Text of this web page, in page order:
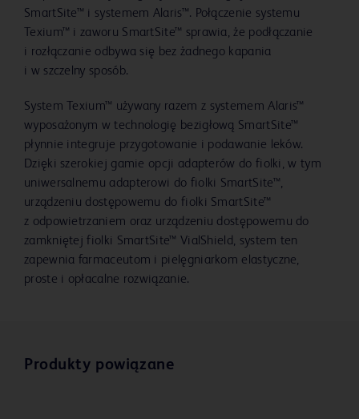
SmartSite™ i systemem Alaris™. Połączenie systemu
Texium™ i zaworu SmartSite™ sprawia, że podłączanie
i rozłączanie odbywa się bez żadnego kapania
i w szczelny sposób.
System Texium™ używany razem z systemem Alaris™
wyposażonym w technologię bezigłową SmartSite™
płynnie integruje przygotowanie i podawanie leków.
Dzięki szerokiej gamie opcji adapterów do fiolki, w tym
uniwersalnemu adapterowi do fiolki SmartSite™,
urządzeniu dostępowemu do fiolki SmartSite™
z odpowietrzaniem oraz urządzeniu dostępowemu do
zamkniętej fiolki SmartSite™ VialShield, system ten
zapewnia farmaceutom i pielęgniarkom elastyczne,
proste i opłacalne rozwiązanie.
Produkty powiązane